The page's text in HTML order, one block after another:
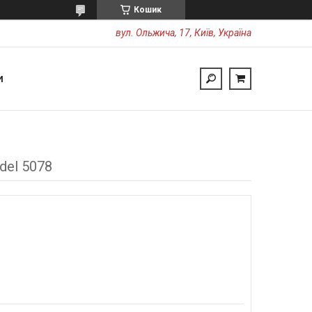
Кошик
вул. Ольжича, 17, Київ, Україна
5078